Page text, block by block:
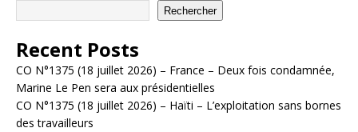
Rechercher
Recent Posts
CO N°1375 (18 juillet 2026) – France – Deux fois condamnée,
Marine Le Pen sera aux présidentielles
CO N°1375 (18 juillet 2026) – Haïti – L’exploitation sans bornes
des travailleurs